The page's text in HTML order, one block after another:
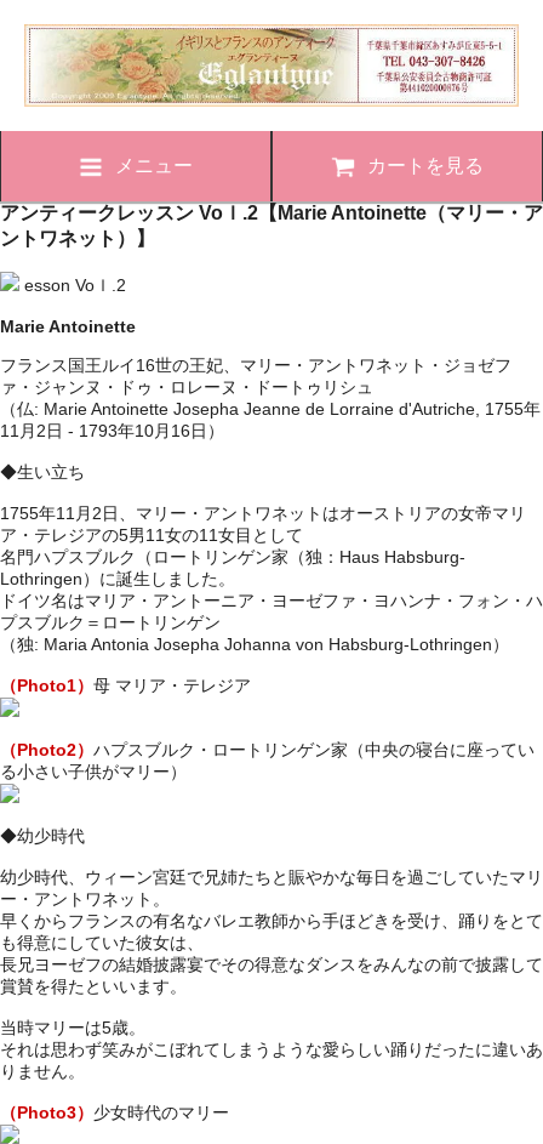
メニュー カートを見る
アンティークレッスン Voｌ.2【Marie Antoinette（マリー・ア
ントワネット）】
esson Voｌ.2
Marie Antoinette
フランス国王ルイ16世の王妃、マリー・アントワネット・ジョゼフ
ァ・ジャンヌ・ドゥ・ロレーヌ・ドートゥリシュ
（仏: Marie Antoinette Josepha Jeanne de Lorraine d'Autriche, 1755年
11月2日 - 1793年10月16日）
◆生い立ち
1755年11月2日、マリー・アントワネットはオーストリアの女帝マリ
ア・テレジアの5男11女の11女目として
名門ハプスブルク（ロートリンゲン家（独：Haus Habsburg-
Lothringen）に誕生しました。
ドイツ名はマリア・アントーニア・ヨーゼファ・ヨハンナ・フォン・ハ
プスブルク＝ロートリンゲン
（独: Maria Antonia Josepha Johanna von Habsburg-Lothringen）
（Photo1） 母 マリア・テレジア
（Photo2） ハプスブルク・ロートリンゲン家（中央の寝台に座ってい
る小さい子供がマリー）
◆幼少時代
幼少時代、ウィーン宮廷で兄姉たちと賑やかな毎日を過ごしていたマリ
ー・アントワネット。
早くからフランスの有名なバレエ教師から手ほどきを受け、踊りをとて
も得意にしていた彼女は、
長兄ヨーゼフの結婚披露宴でその得意なダンスをみんなの前で披露して
賞賛を得たといいます。
当時マリーは5歳。
それは思わず笑みがこぼれてしまうような愛らしい踊りだったに違いあ
りません。
（Photo3） 少女時代のマリー